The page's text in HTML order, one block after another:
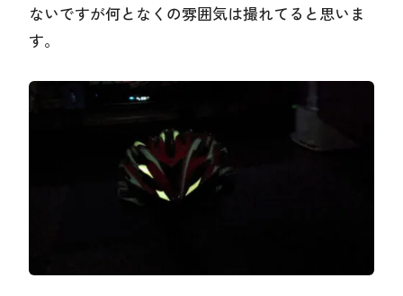
ないですが何となくの雰囲気は撮れてると思いま
す。